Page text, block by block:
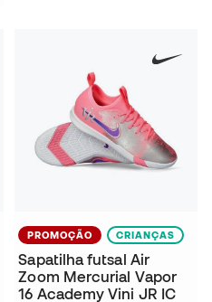
PROMOÇÃO CRIANÇAS
Sapatilha futsal Air
Zoom Mercurial Vapor
16 Academy Vini JR IC